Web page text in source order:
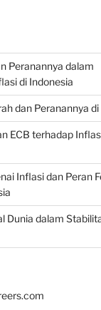
Peranannya dalam
di Indonesia
dan Peranannya
ECB terhadap
Inflasi dan Peran
Dunia dalam